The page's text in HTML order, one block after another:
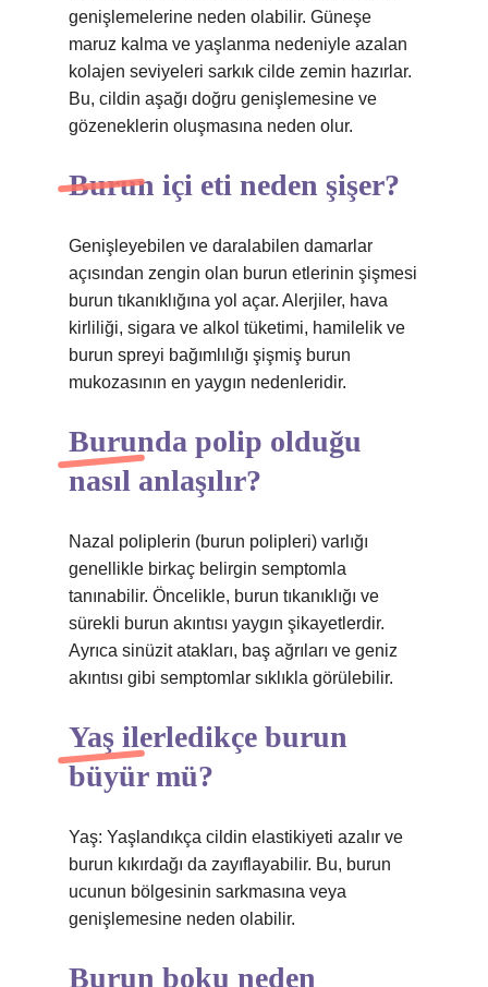
genişlemelerine neden olabilir. Güneşe
maruz kalma ve yaşlanma nedeniyle azalan
kolajen seviyeleri sarkık cilde zemin hazırlar.
Bu, cildin aşağı doğru genişlemesine ve
gözeneklerin oluşmasına neden olur.
Burun içi eti neden şişer?
Genişleyebilen ve daralabilen damarlar
açısından zengin olan burun etlerinin şişmesi
burun tıkanıklığına yol açar. Alerjiler, hava
kirliliği, sigara ve alkol tüketimi, hamilelik ve
burun spreyi bağımlılığı şişmiş burun
mukozasının en yaygın nedenleridir.
Burunda polip olduğu
nasıl anlaşılır?
Nazal poliplerin (burun polipleri) varlığı
genellikle birkaç belirgin semptomla
tanınabilir. Öncelikle, burun tıkanıklığı ve
sürekli burun akıntısı yaygın şikayetlerdir.
Ayrıca sinüzit atakları, baş ağrıları ve geniz
akıntısı gibi semptomlar sıklıkla görülebilir.
Yaş ilerledikçe burun
büyür mü?
Yaş: Yaşlandıkça cildin elastikiyeti azalır ve
burun kıkırdağı da zayıflayabilir. Bu, burun
ucunun bölgesinin sarkmasına veya
genişlemesine neden olabilir.
Burun boku neden